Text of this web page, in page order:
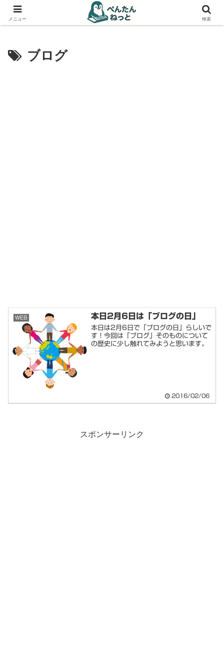
PCやガジェットの備忘録
ブログ
WEB 本日2月6日は「ブログの日」
本日は2月6日で「ブログの日」らしいで
す！今回は「ブログ」そのものについて
の歴史に少し触れてみようと思います。
2016/02/06
スポンサーリンク
メニュー 検索